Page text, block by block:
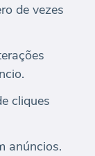
de vezes
cliques
anúncios.